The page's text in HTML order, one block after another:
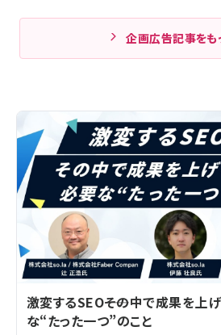
企画広告記事をも
激変するSEO――その中で成果を上
な“たった一つ”のこと